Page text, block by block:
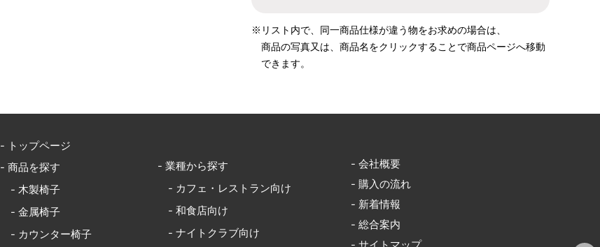
※リスト内で、同一商品仕様が違う物をお求めの場合は、
商品の写真又は、商品名をクリックすることで商品ページへ移動
できます。
- トップページ
- 商品を探す
- 木製椅子
- 金属椅子
- カウンター椅子
- 業種から探す
- カフェ・レストラン向け
- 和食店向け
- ナイトクラブ向け
- 会社概要
- 購入の流れ
- 新着情報
- 総合案内